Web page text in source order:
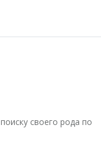
своего рода по